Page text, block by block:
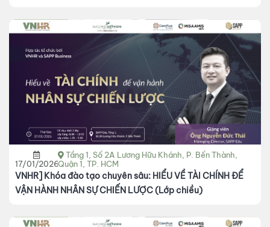
17/01/2026
Tầng 1, Số 2A Lương Hữu Khánh, P. Bến Thành,
Quận 1, TP. HCM
VNHR] Khóa đào tạo chuyên sâu: HIỂU VỀ TÀI CHÍNH ĐỂ
VẬN HÀNH NHÂN SỰ CHIẾN LƯỢC (Lớp chiều)